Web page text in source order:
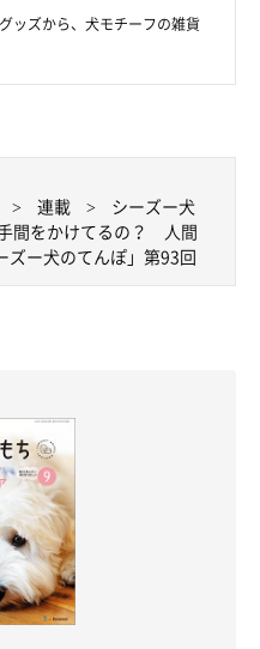
ッズから、犬モチーフの雑貨
連載
シーズー犬
間をかけてるの？ 人間
ズー犬のてんぽ」第93回